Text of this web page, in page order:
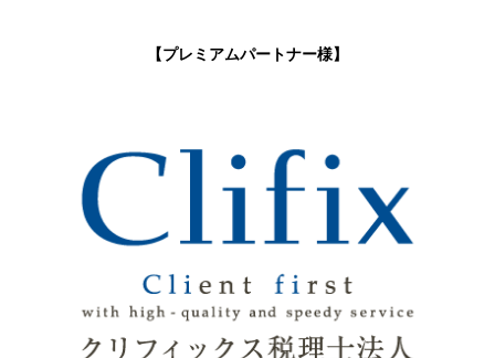
【プレミアムパートナー様】